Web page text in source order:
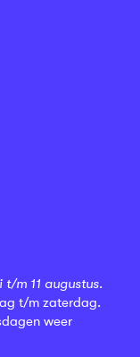
t/m 11 augustus.
t/m zaterdag.
weer